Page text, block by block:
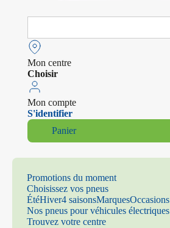
Search
Mon centre
Choisir
Mon compte
S'identifier
Panier
Promotions du moment
Choisissez vos pneus
ÉtéHiver4 saisonsMarquesOccasions
Nos pneus pour véhicules électriques
Trouvez votre centre